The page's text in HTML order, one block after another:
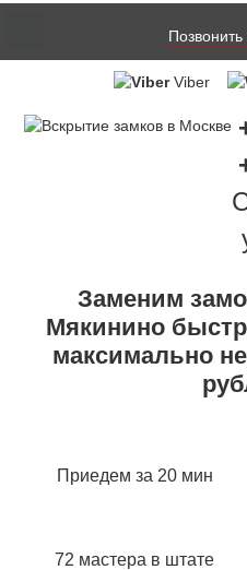
Viber
Заменим
Мякинино
максимально
Приедем за 20 мин
72 мастера в штате